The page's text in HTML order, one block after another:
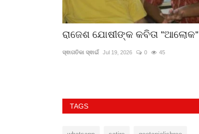
ରାଜେଶ ଯୋଷୀଙ୍କ କବିତା "ଆଲୋକ"
ସ୍ଵାଗତିକା ସ୍ଵାଇଁ Jul 19, 2026 0 45
TAGS